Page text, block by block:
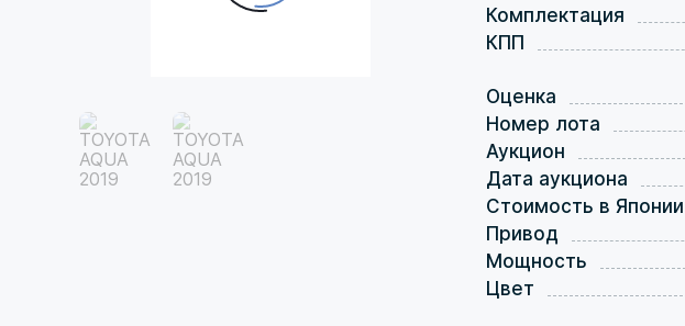
Комплектация
КПП
Оценка
Номер лота
Аукцион
Дата аукциона
Стоимость в Японии
Привод
Мощность
Цвет